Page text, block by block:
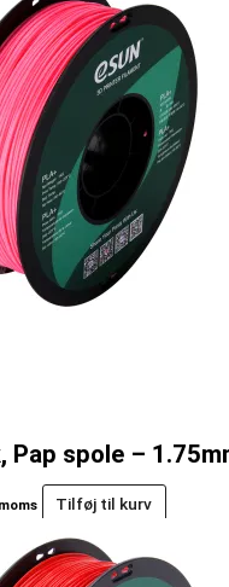
Pap spole –
Tilføj til kurv